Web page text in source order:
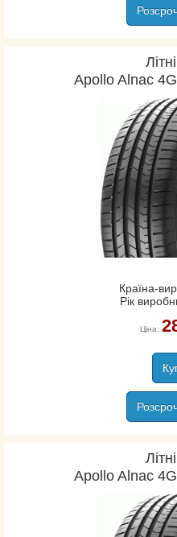
Apollo Alnac
Країна-
Рік
Ціна:
Apollo Alnac